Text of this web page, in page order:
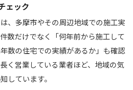
ェック
、多摩市やその周辺地域での施工実
数だけでなく「何年前から施工して
数の住宅での実績があるか」も確認
く営業している業者ほど、地域の気
しています。